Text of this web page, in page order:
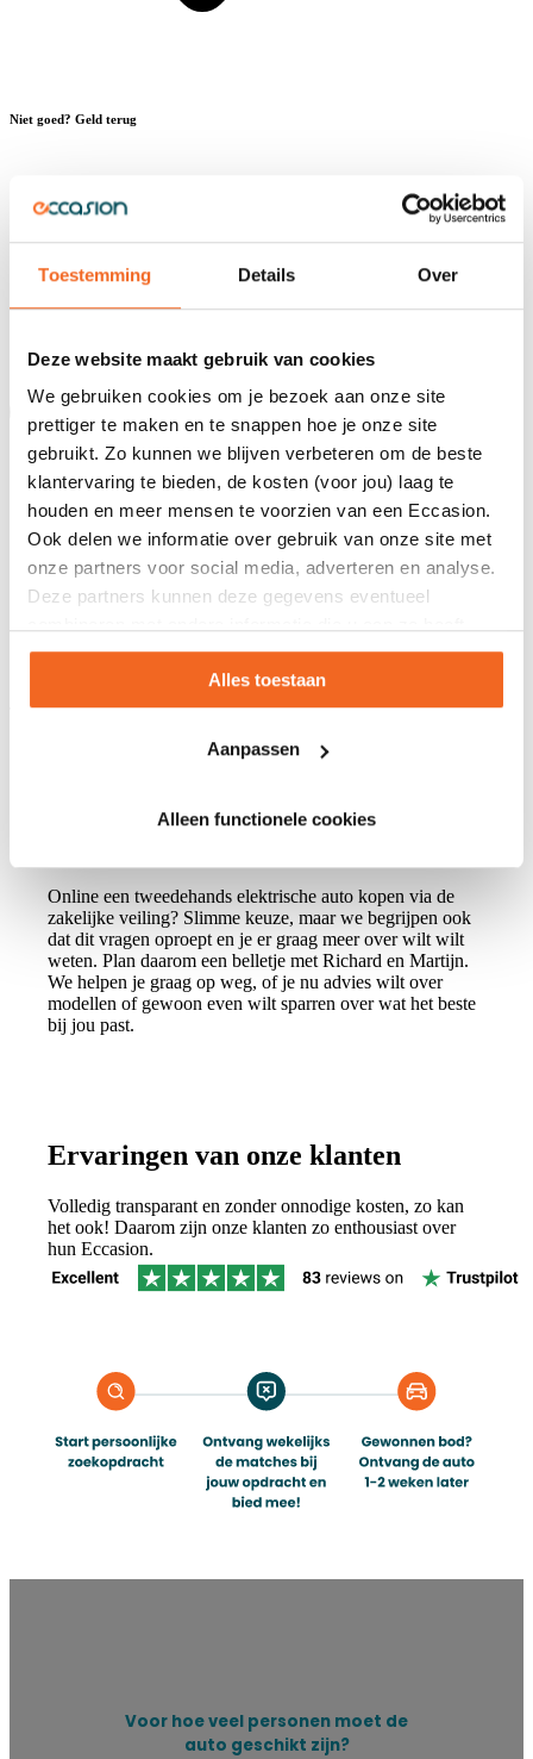
Toestemming Details Over
Deze website maakt gebruik van cookies
We gebruiken cookies om je bezoek aan onze site
prettiger te maken en te snappen hoe je onze site
gebruikt. Zo kunnen we blijven verbeteren om de beste
klantervaring te bieden, de kosten (voor jou) laag te
houden en meer mensen te voorzien van een Eccasion.
Ook delen we informatie over gebruik van onze site met
onze partners voor social media, adverteren en analyse.
Deze partners kunnen deze gegevens eventueel
verstrekt of die ze hebben verzameld op basis van uw
gebruik van hun servicesAlles toestaan
Aanpassen
Alleen functionele cookies
Niet goed? Geld terug
Trustpilot: 5/5 sterren
Online een tweedehands elektrische auto kopen via de
zakelijke veiling? Slimme keuze, maar we begrijpen ook
dat dit vragen oproept en je er graag meer over wilt wilt
weten. Plan daarom een belletje met Richard en Martijn.
We helpen je graag op weg, of je nu advies wilt over
modellen of gewoon even wilt sparren over wat het beste
bij jou past.
Ervaringen van onze klanten
Volledig transparant en zonder onnodige kosten, zo kan
het ook! Daarom zijn onze klanten zo enthousiast over
hun Eccasion.
Voor hoe veel personen moet de
auto geschikt zijn?